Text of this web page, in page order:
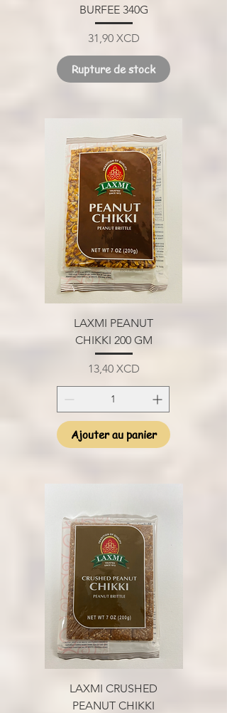
BURFEE 340G
Prix
31,90 XCD
Rupture de stock
LAXMI PEANUT
CHIKKI 200 GM
Prix
13,40 XCD
Ajouter au panier
LAXMI CRUSHED
PEANUT CHIKKI